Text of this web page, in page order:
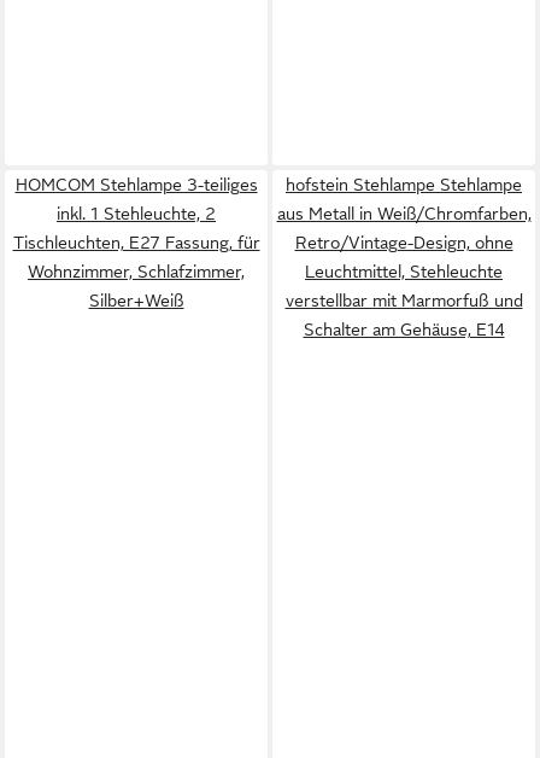
HOMCOM Stehlampe 3-teiliges
inkl. 1 Stehleuchte, 2
Tischleuchten, E27 Fassung, für
Wohnzimmer, Schlafzimmer,
Silber+Weiß
hofstein Stehlampe Stehlampe
aus Metall in Weiß/Chromfarben,
Retro/Vintage-Design, ohne
Leuchtmittel, Stehleuchte
verstellbar mit Marmorfuß und
Schalter am Gehäuse, E14